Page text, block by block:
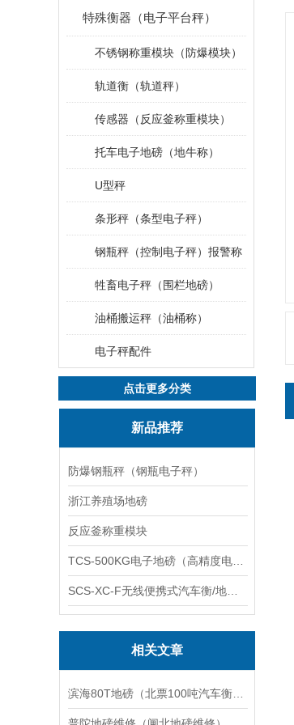
特殊衡器（电子平台秤）
不锈钢称重模块（防爆模块）
轨道衡（轨道秤）
传感器（反应釜称重模块）
托车电子地磅（地牛称）
U型秤
条形秤（条型电子秤）
钢瓶秤（控制电子秤）报警称
牲畜电子秤（围栏地磅）
油桶搬运秤（油桶称）
电子秤配件
点击更多分类
新品推荐
防爆钢瓶秤（钢瓶电子秤）
浙江养殖场地磅
反应釜称重模块
相关文章